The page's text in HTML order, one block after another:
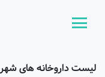
لیست داروخانه های